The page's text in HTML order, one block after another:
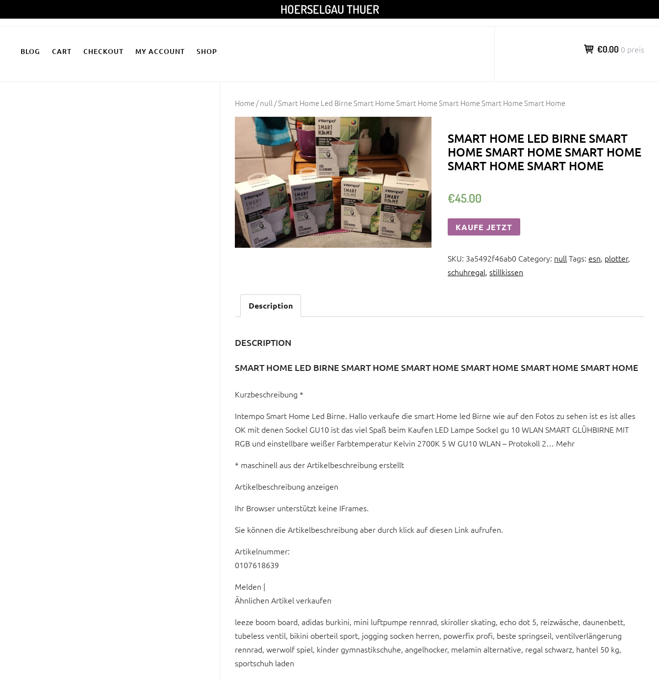
Inhalt
HOERSELGAU THUER
BLOG CART CHECKOUT MY ACCOUNT SHOP €0.00 0 preis
Home/null / Smart Home Led Birne Smart Home Smart Home Smart Home Smart Home Smart Home
SMART HOME LED BIRNE SMART
HOME SMART HOME SMART HOME
SMART HOME SMART HOME
€45.00
KAUFE JETZT
SKU: 3a5492f46ab0 Category: nullTags: esn, plotter,
schuhregal,stillkissen
Description
DESCRIPTION
SMART HOME LED BIRNE SMART HOME SMART HOME SMART HOME SMART HOME SMART HOME
Kurzbeschreibung *
Intempo Smart Home Led Birne. Hallo verkaufe die smart Home led Birne wie auf den Fotos zu sehen ist es ist alles
OK mit denen Sockel GU10 ist das viel Spaß beim Kaufen LED Lampe Sockel gu 10 WLAN SMART GLÜHBIRNE MIT
RGB und einstellbare weißer Farbtemperatur Kelvin 2700K 5 W GU10 WLAN – Protokoll 2… Mehr
* maschinell aus der Artikelbeschreibung erstellt
Artikelbeschreibung anzeigen
Ihr Browser unterstützt keine IFrames.
Sie können die Artikelbeschreibung aber durch klick auf diesen Link aufrufen.
Artikelnummer:
0107618639
Melden |
Ähnlichen Artikel verkaufen
leeze boom board, adidas burkini, mini luftpumpe rennrad, skiroller skating, echo dot 5, reizwäsche, daunenbett,
tubeless ventil, bikini oberteil sport, jogging socken herren, powerfix profi, beste springseil, ventilverlängerung
rennrad, werwolf spiel, kinder gymnastikschuhe, angelhocker, melamin alternative, regal schwarz, hantel 50 kg,
sportschuh laden